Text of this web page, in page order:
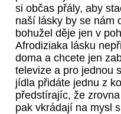
si občas přály, aby
naší lásky by se nám
bohužel děje jen v
Afrodiziaka lásku
doma a chcete jen
televize a pro jednou
jídla přidáte jednu z
předstírajíc, že
pak vkrádají na mysl